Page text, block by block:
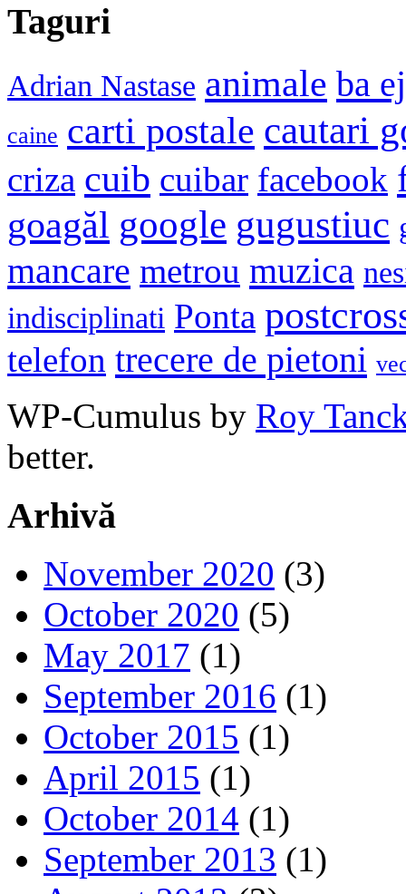
Taguri
Adrian Nastase animale ba
caine carti postale cautari
criza cuib cuibar facebook
goagăl google gugustiuc
mancare metrou muzica
indisciplinati Ponta
telefon trecere de pietoni
WP-Cumulus by Roy
better.
Arhivă
November 2020 (3)
October 2020 (5)
May 2017 (1)
September 2016 (1)
October 2015 (1)
April 2015 (1)
October 2014 (1)
September 2013 (1)